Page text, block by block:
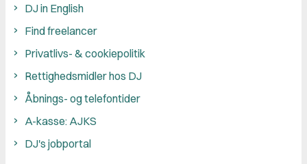
DJ in English
Find freelancer
Privatlivs- & cookiepolitik
Rettighedsmidler hos DJ
Åbnings- og telefontider
A-kasse: AJKS
DJ's jobportal